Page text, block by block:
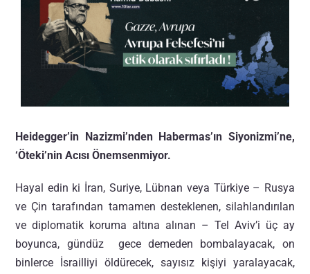
Tanışalım mı?
Heidegger’in Nazizmi’nden Habermas’ın Siyonizmi’ne,
‘Öteki’nin Acısı Önemsenmiyor.
Hayal edin ki İran, Suriye, Lübnan veya Türkiye – Rusya
ve Çin tarafından tamamen desteklenen, silahlandırılan
ve diplomatik koruma altına alınan – Tel Aviv’i üç ay
boyunca, gündüz gece demeden bombalayacak, on
binlerce İsrailliyi öldürecek, sayısız kişiyi yaralayacak,